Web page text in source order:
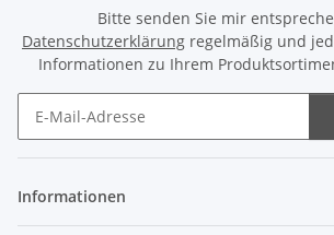
Bitte senden Sie mir
Datenschutzerklärung regelmäßig und
Informationen zu Ihrem
Informationen